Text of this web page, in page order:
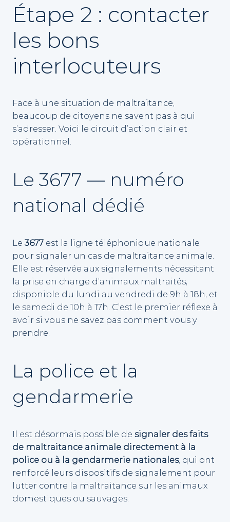
Étape 2 : contacter
les bons
interlocuteurs
Face à une situation de maltraitance,
beaucoup de citoyens ne savent pas à qui
s’adresser. Voici le circuit d’action clair et
opérationnel.
Le 3677 — numéro
national dédié
Le 3677 est la ligne téléphonique nationale
pour signaler un cas de maltraitance animale.
Elle est réservée aux signalements nécessitant
la prise en charge d’animaux maltraités,
disponible du lundi au vendredi de 9h à 18h, et
le samedi de 10h à 17h. C’est le premier réflexe à
avoir si vous ne savez pas comment vous y
prendre.
La police et la
gendarmerie
Il est désormais possible de signaler des faits
de maltraitance animale directement à la
police ou à la gendarmerie nationales, qui ont
renforcé leurs dispositifs de signalement pour
lutter contre la maltraitance sur les animaux
domestiques ou sauvages.